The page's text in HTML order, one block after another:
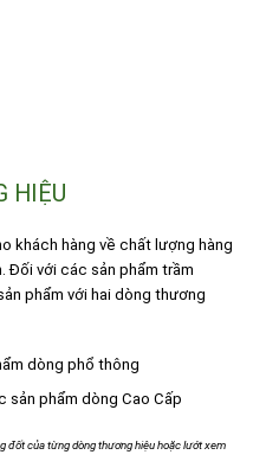
HIỆU
khách hàng về chất lượng hàng
Đối với các sản phẩm trầm
phẩm với hai dòng thương
dòng phổ thông
sản phẩm dòng Cao Cấp
đốt của từng dòng thương hiệu hoặc lướt xem